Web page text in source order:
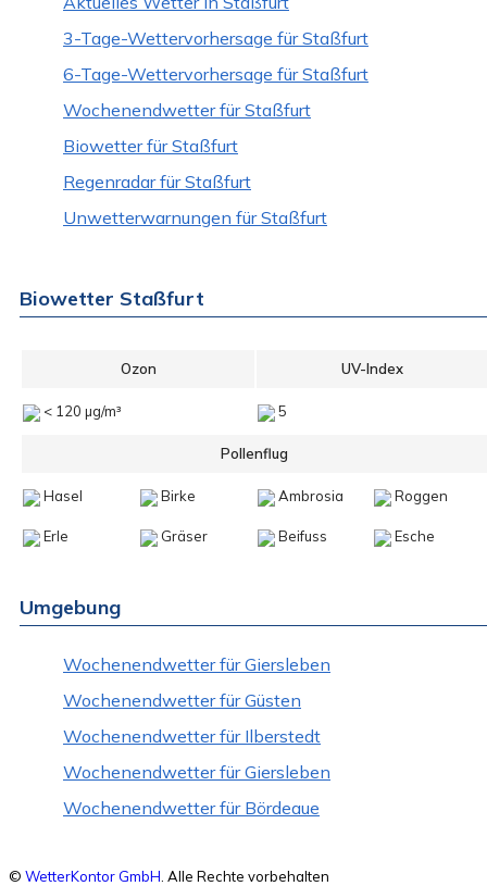
3-Tage-Wettervorhersage für Staßfurt
6-Tage-Wettervorhersage für Staßfurt
Wochenendwetter für Staßfurt
Biowetter für Staßfurt
Regenradar für Staßfurt
Unwetterwarnungen für Staßfurt
Biowetter Staßfurt
Ozon UV-Index
< 120 µg/m³ 5
Pollenflug
Hasel Birke Ambrosia Roggen
Erle Gräser Beifuss Esche
Umgebung
Wochenendwetter für Giersleben
Wochenendwetter für Güsten
Wochenendwetter für Ilberstedt
Wochenendwetter für Giersleben
Wochenendwetter für Bördeaue
© WetterKontor GmbH . Alle Rechte vorbehalten